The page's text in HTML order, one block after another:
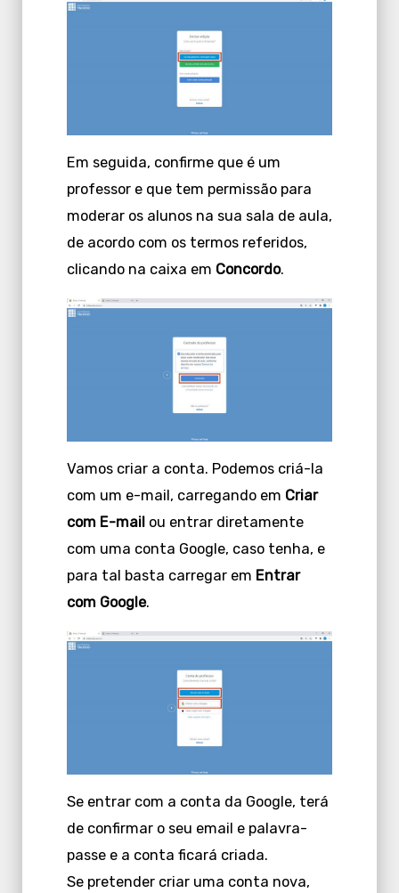
Em seguida, confirme que é um
professor e que tem permissão para
moderar os alunos na sua sala de aula,
de acordo com os termos referidos,
clicando na caixa em Concordo.
Vamos criar a conta. Podemos criá-la
com um e-mail, carregando em Criar
com E-mailou entrar diretamente
com uma conta Google, caso tenha, e
para tal basta carregar em Entrar
com Google.
Se entrar com a conta da Google, terá
de confirmar o seu email e palavra-
passe e a conta ficará criada.
Se pretender criar uma conta nova,